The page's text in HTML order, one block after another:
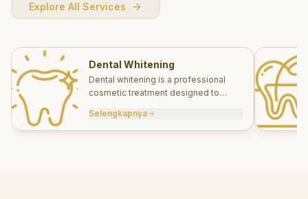
Explore All Services
Dental Whitening
Dental whitening is a professional
cosmetic treatment designed to
effectively.
Selengkapnya